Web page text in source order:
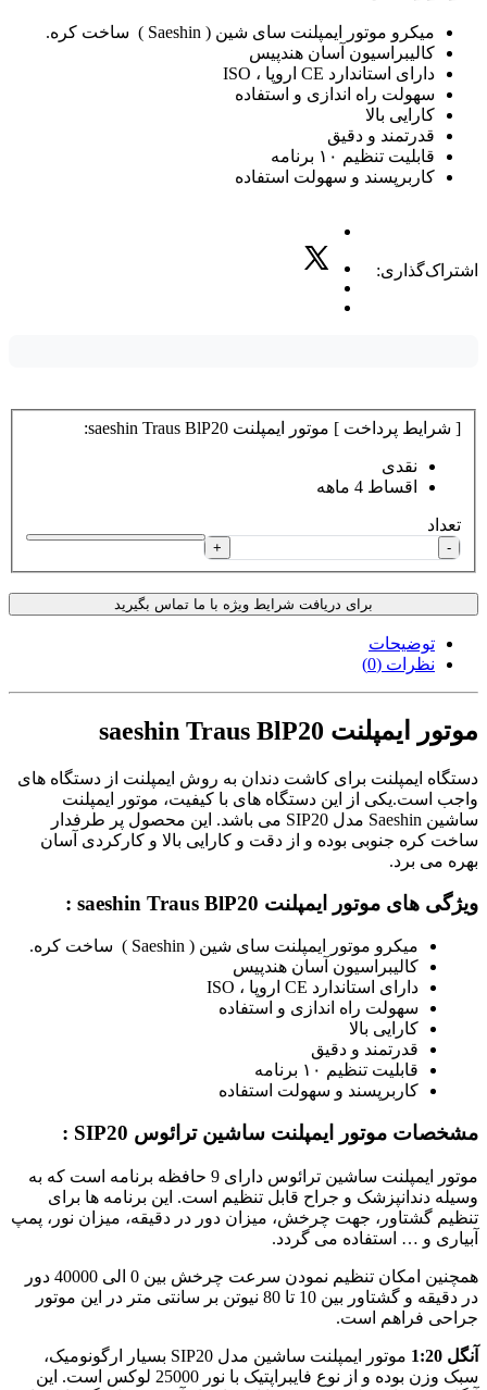
میکرو موتور ایمپلنت سای شین ( Saeshin ) ساخت کره.
کالیبراسیون آسان هندپیس
دارای استاندارد CE اروپا ، ISO
سهولت راه اندازی و استفاده
کارایی بالا
قدرتمند و دقیق
قابلیت تنظیم ۱۰ برنامه
کاربرپسند و سهولت استفاده
اشتراک‌گذاری:
[ شرایط پرداخت ] موتور ایمپلنت saeshin Traus BlP20:
نقدی
اقساط 4 ماهه
تعداد
-
+
برای دریافت شرایط ویژه با ما تماس بگیرید
توضیحات
نظرات (0)
موتور ایمپلنت saeshin Traus BlP20
دستگاه ایمپلنت برای کاشت دندان به روش ایمپلنت از دستگاه های
واجب است.یکی از این دستگاه های با کیفیت، موتور ایمپلنت
ساشین Saeshin مدل SIP20 می باشد. این محصول پر طرفدار
ساخت کره جنوبی بوده و از دقت و کارایی بالا و کارکردی آسان
بهره می برد.
ویژگی های موتور ایمپلنت saeshin Traus BlP20 :
میکرو موتور ایمپلنت سای شین ( Saeshin ) ساخت کره.
کالیبراسیون آسان هندپیس
دارای استاندارد CE اروپا ، ISO
سهولت راه اندازی و استفاده
کارایی بالا
قدرتمند و دقیق
قابلیت تنظیم ۱۰ برنامه
کاربرپسند و سهولت استفاده
مشخصات موتور ایمپلنت ساشین ترائوس SIP20 :
موتور ایمپلنت ساشین ترائوس دارای 9 حافظه برنامه است که به
وسیله دندانپزشک و جراح قابل تنظیم است. این برنامه ها برای
تنظیم گشتاور، جهت چرخش، میزان دور در دقیقه، میزان نور، پمپ
آبیاری و … استفاده می گردد.
همچنین امکان تنظیم نمودن سرعت چرخش بین 0 الی 40000 دور
در دقیقه و گشتاور بین 10 تا 80 نیوتن بر سانتی متر در این موتور
جراحی فراهم است.
آنگل 1:20
موتور ایمپلنت ساشین مدل SIP20 بسیار ارگونومیک،
سبک وزن بوده و از نوع فایبراپتیک با نور 25000 لوکس است. این